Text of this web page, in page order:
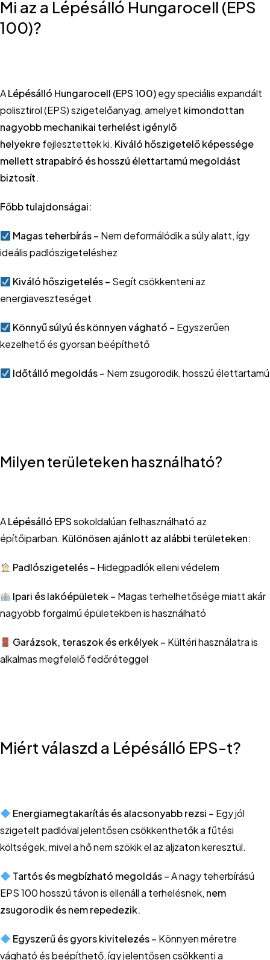
Mi az a Lépésálló Hungarocell (EPS
100)?
ALépésálló Hungarocell (EPS 100)egy speciális expandált
polisztirol (EPS) szigetelőanyag, amelyet kimondottan
nagyobb mechanikai terhelést igénylő
helyekrefejlesztettek ki. Kiváló hőszigetelő képessége
mellett strapabíró és hosszú élettartamú megoldást
biztosít.
Főbb tulajdonságai:
Magas teherbírás – Nem deformálódik a súly alatt, így
ideális padlószigeteléshez
Kiváló hőszigetelés – Segít csökkenteni az
energiaveszteséget
Könnyű súlyú és könnyen vágható – Egyszerűen
kezelhető és gyorsan beépíthető
Időtálló megoldás – Nem zsugorodik, hosszú élettartamú
Milyen területeken használható?
ALépésálló EPSsokoldalúan felhasználható az
építőiparban. Különösen ajánlott az alábbi területeken:
Padlószigetelés – Hidegpadlók elleni védelem
Ipari és lakóépületek – Magas terhelhetősége miatt akár
nagyobb forgalmú épületekben is használható
Garázsok, teraszok és erkélyek – Kültéri használatra is
alkalmas megfelelő fedőréteggel
Miért válaszd a Lépésálló EPS-t?
Energiamegtakarítás és alacsonyabb rezsi – Egy jól
szigetelt padlóval jelentősen csökkenthetők a fűtési
költségek, mivel a hő nem szökik el az aljzaton keresztül.
Tartós és megbízható megoldás –A nagy teherbírású
EPS 100 hosszú távon is ellenáll a terhelésnek, nem
zsugorodik és nem repedezik.
Egyszerű és gyors kivitelezés – Könnyen méretre
vágható és beépíthető, így jelentősen csökkenti a